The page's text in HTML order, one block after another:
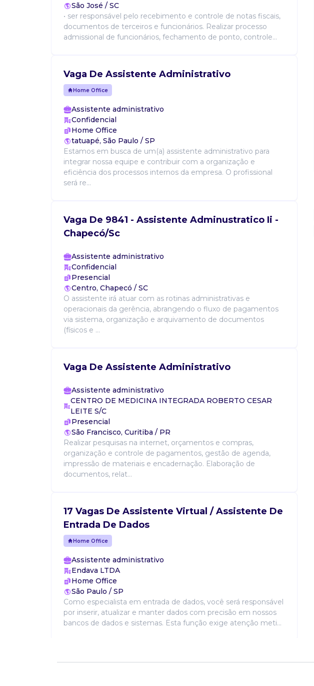
São José / SC
• ser responsável pelo recebimento e controle de notas fiscais,
documentos de terceiros e funcionários. Realizar processo
admissional de funcionários, fechamento de ponto, controle...
Vaga De Assistente Administrativo
Home Office
Assistente administrativo
Confidencial
Home Office
tatuapé, São Paulo / SP
Estamos em busca de um(a) assistente administrativo para
integrar nossa equipe e contribuir com a organização e
eficiência dos processos internos da empresa. O profissional
será re...
Vaga De 9841 - Assistente Adminustratico Ii -
Chapecó/Sc
Assistente administrativo
Confidencial
Presencial
Centro, Chapecó / SC
O assistente irá atuar com as rotinas administrativas e
operacionais da gerência, abrangendo o fluxo de pagamentos
via sistema, organização e arquivamento de documentos
(físicos e ...
Vaga De Assistente Administrativo
Assistente administrativo
CENTRO DE MEDICINA INTEGRADA ROBERTO CESAR
LEITE S/C
Presencial
São Francisco, Curitiba / PR
Realizar pesquisas na internet, orçamentos e compras,
organização e controle de pagamentos, gestão de agenda,
impressão de materiais e encadernação. Elaboração de
documentos, relat...
17 Vagas De Assistente Virtual / Assistente De
Entrada De Dados
Home Office
Assistente administrativo
Endava LTDA
Home Office
São Paulo / SP
Como especialista em entrada de dados, você será responsável
por inserir, atualizar e manter dados com precisão em nossos
bancos de dados e sistemas. Esta função exige atenção meti...
Vaga De Assistente Administrativo